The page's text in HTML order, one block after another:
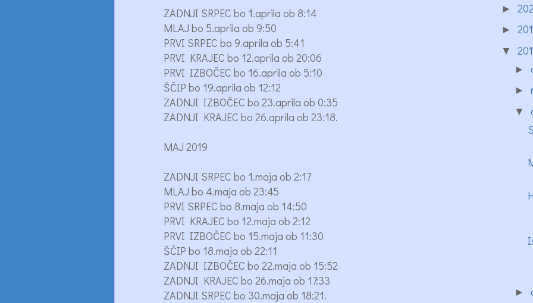
ZADNJI SRPEC bo 1.aprila ob 8:14
MLAJ bo 5.aprila ob 9:50
PRVI SRPEC bo 9.aprila ob 5:41
PRVI KRAJEC bo 12.aprila ob 20:06
PRVI IZBOČEC bo 16.aprila ob 5:10
ŠČIP bo 19.aprila ob 12:12
ZADNJI IZBOČEC bo 23.aprila ob 0:35
ZADNJI KRAJEC bo 26.aprila ob 23:18.
MAJ 2019
ZADNJI SRPEC bo 1.maja ob 2:17
MLAJ bo 4.maja ob 23:45
PRVI SRPEC bo 8.maja ob 14:50
PRVI KRAJEC bo 12.maja ob 2:12
PRVI IZBOČEC bo 15.maja ob 11:30
ŠČIP bo 18.maja ob 22:11
ZADNJI IZBOČEC bo 22.maja ob 15:52
ZADNJI KRAJEC bo 26.maja ob 17:33
ZADNJI SRPEC bo 30.maja ob 18:21.
►
►
▼
►
►
▼
►